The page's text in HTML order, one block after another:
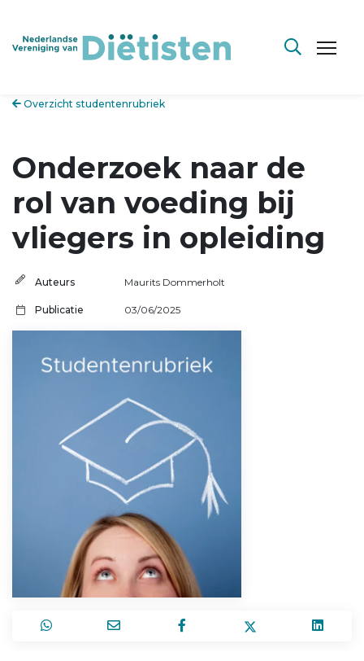
Overzicht studentenrubriek
Onderzoek naar de
rol van voeding bij
vliegers in opleiding
Auteurs Maurits Dommerholt
Publicatie 03/06/2025